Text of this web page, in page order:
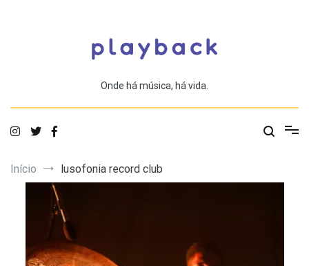
Onde há música, há vida.
Início lusofonia record club